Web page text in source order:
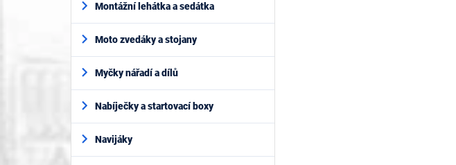
Montážní lehátka a sedátka
Moto zvedáky a stojany
Myčky nářadí a dílů
Nabíječky a startovací boxy
Navijáky